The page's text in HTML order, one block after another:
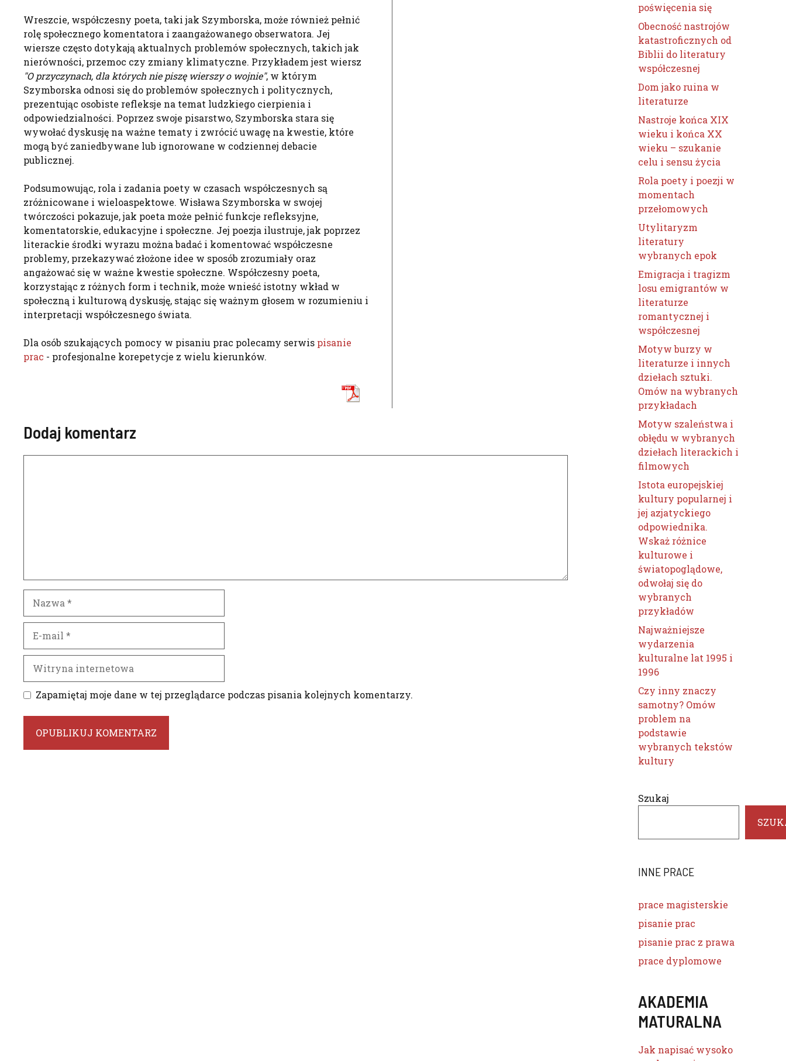
Wreszcie, współczesny poeta, taki jak Szymborska, może również pełnić
rolę społecznego komentatora i zaangażowanego obserwatora. Jej
wiersze często dotykają aktualnych problemów społecznych, takich jak
nierówności, przemoc czy zmiany klimatyczne. Przykładem jest wiersz
"O przyczynach, dla których nie piszę wierszy o wojnie", w którym
Szymborska odnosi się do problemów społecznych i politycznych,
prezentując osobiste refleksje na temat ludzkiego cierpienia i
odpowiedzialności. Poprzez swoje pisarstwo, Szymborska stara się
wywołać dyskusję na ważne tematy i zwrócić uwagę na kwestie, które
mogą być zaniedbywane lub ignorowane w codziennej debacie
publicznej.
Podsumowując, rola i zadania poety w czasach współczesnych są
zróżnicowane i wieloaspektowe. Wisława Szymborska w swojej
twórczości pokazuje, jak poeta może pełnić funkcje refleksyjne,
komentatorskie, edukacyjne i społeczne. Jej poezja ilustruje, jak poprzez
literackie środki wyrazu można badać i komentować współczesne
problemy, przekazywać złożone idee w sposób zrozumiały oraz
angażować się w ważne kwestie społeczne. Współczesny poeta,
korzystając z różnych form i technik, może wnieść istotny wkład w
społeczną i kulturową dyskusję, stając się ważnym głosem w rozumieniu i
interpretacji współczesnego świata.
Dla osób szukających pomocy w pisaniu prac polecamy serwis pisanie
prac - profesjonalne korepetycje z wielu kierunków.
Dodaj komentarz
mail
internetowa
Zapamiętaj moje dane w tej przeglądarce podczas pisania kolejnych komentarzy.
poświęcenia się
Obecność nastrojów
katastroficznych od
Biblii do literatury
współczesnej
Dom jako ruina w
literaturze
Nastroje końca XIX
wieku i końca XX
wieku – szukanie
celu i sensu życia
Rola poety i poezji w
momentach
przełomowych
Utylitaryzm
literatury
wybranych epok
Emigracja i tragizm
losu emigrantów w
literaturze
romantycznej i
współczesnej
Motyw burzy w
literaturze i innych
dziełach sztuki.
Omów na wybranych
przykładach
Motyw szaleństwa i
obłędu w wybranych
dziełach literackich i
filmowych
Istota europejskiej
kultury popularnej i
jej azjatyckiego
odpowiednika.
Wskaż różnice
kulturowe i
światopoglądowe,
odwołaj się do
wybranych
przykładów
Najważniejsze
wydarzenia
kulturalne lat 1995 i
1996
Czy inny znaczy
samotny? Omów
problem na
podstawie
wybranych tekstów
kultury
Szukaj
INNE PRACE
prace magisterskie
pisanie prac
pisanie prac z prawa
prace dyplomowe
AKADEMIA
MATURALNA
Jak napisać wysoko